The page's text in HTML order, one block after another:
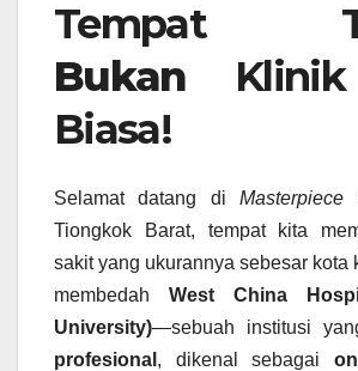
Tempat
Bukan
Biasa!
Selamat datang diMasterpiece
Tiongkok Barat, tempat kita
sakit yang ukurannya sebesar kota
membedah West China
University)—sebuah institusi
profesional , dikenal sebagai